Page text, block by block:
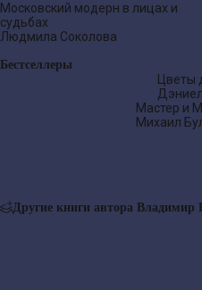
Московский модерн в лицах и
судьбах
Людмила Соколова
Бестселлеры
Мастер и
Михаил
Другие книги автора Владимир